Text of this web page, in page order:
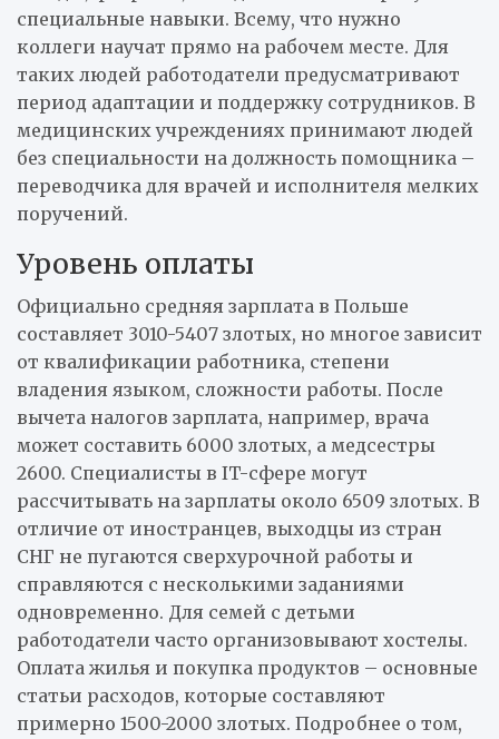
специальные навыки. Всему, что нужно
коллеги научат прямо на рабочем месте. Для
таких людей работодатели предусматривают
период адаптации и поддержку сотрудников. В
медицинских учреждениях принимают людей
без специальности на должность помощника –
переводчика для врачей и исполнителя мелких
поручений.
Уровень оплаты
Официально средняя зарплата в Польше
составляет 3010-5407 злотых, но многое зависит
от квалификации работника, степени
владения языком, сложности работы. После
вычета налогов зарплата, например, врача
может составить 6000 злотых, а медсестры
2600. Специалисты в IT-сфере могут
рассчитывать на зарплаты около 6509 злотых. В
отличие от иностранцев, выходцы из стран
СНГ не пугаются сверхурочной работы и
справляются с несколькими заданиями
одновременно. Для семей с детьми
работодатели часто организовывают хостелы.
Оплата жилья и покупка продуктов – основные
статьи расходов, которые составляют
примерно 1500-2000 злотых. Подробнее о том,